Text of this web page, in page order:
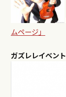
ムページ」
ガズレレイベント